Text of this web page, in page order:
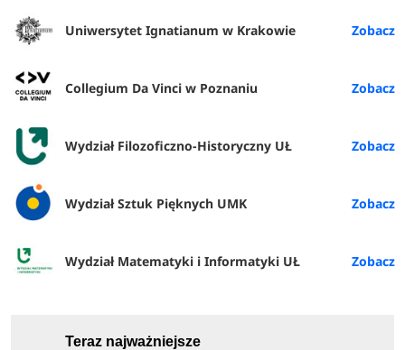
Uniwersytet Ignatianum w Krakowie
Collegium Da Vinci w Poznaniu
Wydział Filozoficzno-Historyczny UŁ
Wydział Sztuk Pięknych UMK
Wydział Matematyki i Informatyki UŁ
Teraz najważniejsze